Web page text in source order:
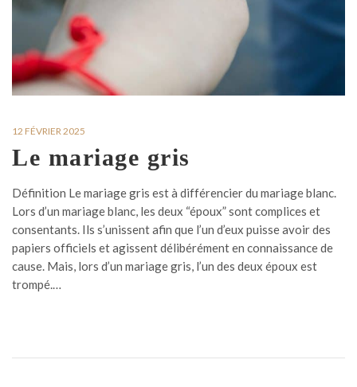
12 FÉVRIER 2025
Le mariage gris
Définition Le mariage gris est à différencier du mariage blanc.
Lors d’un mariage blanc, les deux “époux” sont complices et
consentants. Ils s’unissent afin que l’un d’eux puisse avoir des
papiers officiels et agissent délibérément en connaissance de
cause. Mais, lors d’un mariage gris, l’un des deux époux est
trompé.…